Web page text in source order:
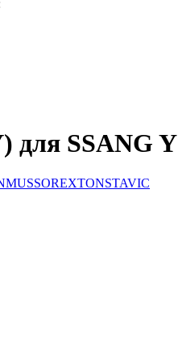
SSANG
MUSSOREXTONSTAVIC